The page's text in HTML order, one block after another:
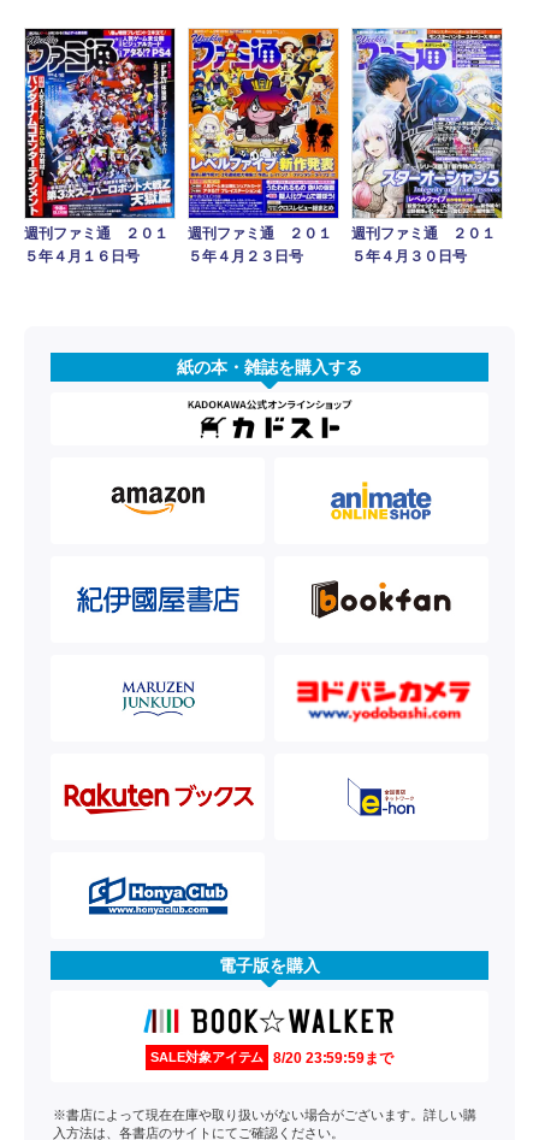
週刊ファミ通 ２０１
５年４月１６日号
週刊ファミ通 ２０１
５年４月２３日号
週刊ファミ通 ２０１
５年４月３０日号
紙の本・雑誌を購入する
電子版を購入
SALE対象アイテム 8/20 23:59:59まで
※書店によって現在在庫や取り扱いがない場合がございます。詳しい購
入方法は、各書店のサイトにてご確認ください。